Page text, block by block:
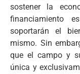
sostener la
financiamiento
soportarán el
mismo. Sin
que el campo y
única y